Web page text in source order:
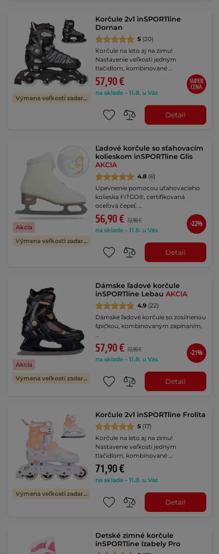
Výmena veľkosti zadarmo
Korčule 2v1 inSPORTline
Dornan
5 (20)
Korčule na leto aj na zimu!
Nastavenie veľkosti jedným
tlačidlom, kombinované …
57,90 €
na sklade – 11.8. u Vás
SUPER
CENA
Detail
Akcia
Výmena veľkosti zadarmo
Ľadové korčule so sťahovacím
kolieskom inSPORTline Glis
AKCIA
4.8 (6)
Upevnenie pomocou uťahovacieho
kolieska FITGO®, certifikovaná
oceľová čepeľ, …
56,90 € 72,90 €
na sklade – 11.8. u Vás
-22%
Detail
Akcia
Výmena veľkosti zadarmo
Dámske ľadové korčule
inSPORTline LebauAKCIA
4.9 (22)
Dámske ľadové korčule so zosilnenou
špičkou, kombinovaným zapínaním,
…
57,90 € 72,90 €
na sklade – 11.8. u Vás
-21%
Detail
Výmena veľkosti zadarmo
Korčule 2v1 inSPORTline Frolita
5 (17)
Korčule na leto aj na zimu!
Nastavenie veľkosti jedným
tlačidlom, kombinované …
71,90 €
na sklade – 11.8. u Vás
Detail
Detské zimné korčule
inSPORTline Izabely Pro